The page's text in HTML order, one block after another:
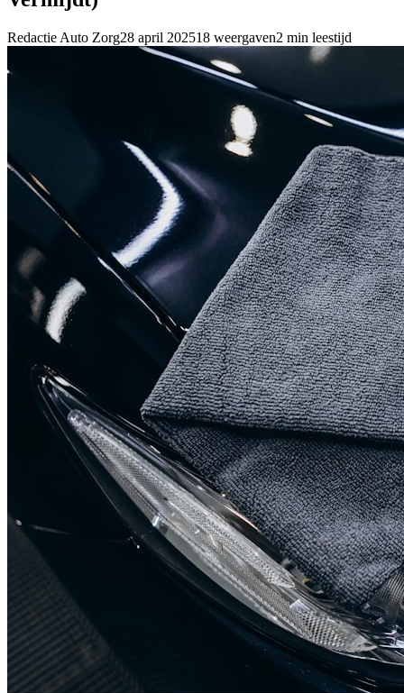
Redactie Auto Zorg28 april 202518 weergaven2 min leestijd